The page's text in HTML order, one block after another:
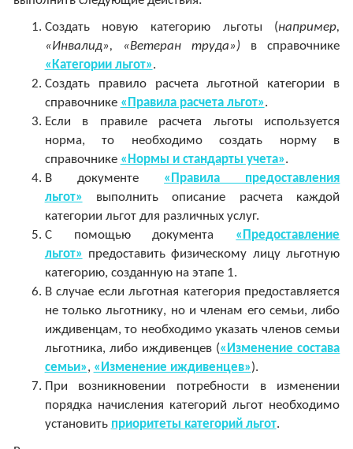
Создать новую категорию льготы (например,
«Инвалид», «Ветеран труда») в справочнике
«Категории льгот».
Создать правило расчета льготной категории в
справочнике «Правила расчета льгот».
Если в правиле расчета льготы используется
норма, то необходимо создать норму в
справочнике «Нормы и стандарты учета».
В документе «Правила предоставления
льгот» выполнить описание расчета каждой
категории льгот для различных услуг.
С помощью документа «Предоставление
льгот» предоставить физическому лицу льготную
категорию, созданную на этапе 1.
В случае если льготная категория предоставляется
не только льготнику, но и членам его семьи, либо
иждивенцам, то необходимо указать членов семьи
льготника, либо иждивенцев («Изменение состава
семьи», «Изменение иждивенцев»).
При возникновении потребности в изменении
порядка начисления категорий льгот необходимо
установить приоритеты категорий льгот.